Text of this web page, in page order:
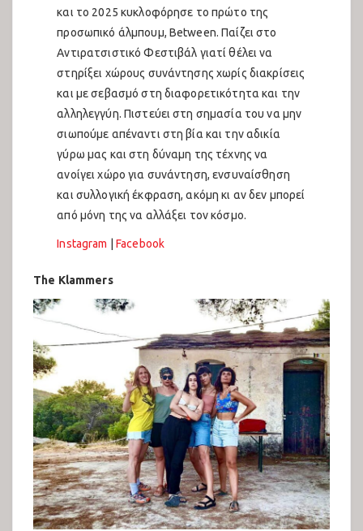
και το 2025 κυκλοφόρησε το πρώτο της
προσωπικό άλμπουμ, Between. Παίζει στο
Αντιρατσιστικό Φεστιβάλ γιατί θέλει να
στηρίξει χώρους συνάντησης χωρίς διακρίσεις
και με σεβασμό στη διαφορετικότητα και την
αλληλεγγύη. Πιστεύει στη σημασία του να μην
σιωπούμε απέναντι στη βία και την αδικία
γύρω μας και στη δύναμη της τέχνης να
ανοίγει χώρο για συνάντηση, ενσυναίσθηση
και συλλογική έκφραση, ακόμη κι αν δεν μπορεί
από μόνη της να αλλάξει τον κόσμο.
Instagram Facebook
The Klammers